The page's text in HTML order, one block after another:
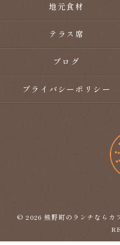
地元食材
テラス席
ブログ
プライバシーポリシー
© 2026 熊野町のランチなら